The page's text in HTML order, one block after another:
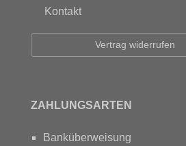
Kontakt
Vertrag widerrufen
ZAHLUNGSARTEN
Banküberweisung